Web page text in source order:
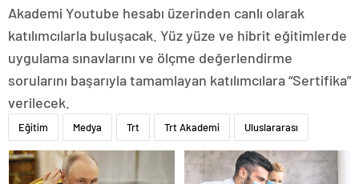
Akademi Youtube hesabı üzerinden canlı olarak
katılımcılarla buluşacak. Yüz yüze ve hibrit eğitimlerde
uygulama sınavlarını ve ölçme değerlendirme
sorularını başarıyla tamamlayan katılımcılara “Sertifika”
verilecek.
Eğitim Medya Trt Trt Akademi Uluslararası